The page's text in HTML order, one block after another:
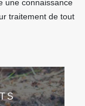
une connaissance
traitement de tout